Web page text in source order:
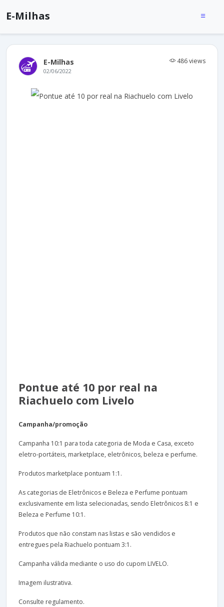
E-Milhas
E-Milhas 486 views
02/06/2022
Pontue até 10 por real na
Riachuelo com Livelo
Campanha/promoção
Campanha 10:1 para toda categoria de Moda e Casa, exceto
eletro-portáteis, marketplace, eletrônicos, beleza e perfume.
Produtos marketplace pontuam 1:1.
As categorias de Eletrônicos e Beleza e Perfume pontuam
exclusivamente em lista selecionadas, sendo Eletrônicos 8:1 e
Beleza e Perfume 10:1.
Produtos que não constam nas listas e são vendidos e
entregues pela Riachuelo pontuam 3:1.
Campanha válida mediante o uso do cupom LIVELO.
Imagem ilustrativa.
Consulte regulamento.